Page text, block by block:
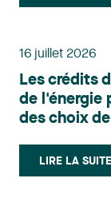
Belle-Isle est
du territoire.
clientèle
touchant
et de permis,
règlements
16 juillet 2026
Les crédits
de l'énergie
des choix
LIRE LA SUITE